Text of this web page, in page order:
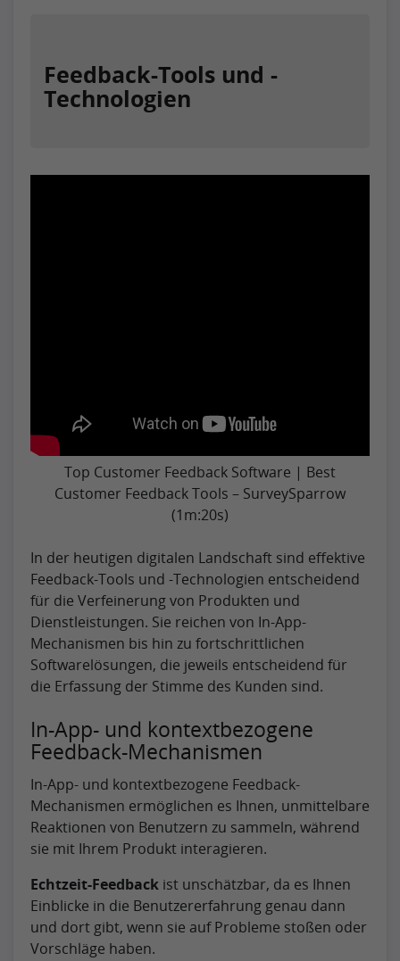
Feedback-Tools und -
Technologien
Top Customer Feedback Software | Best
Customer Feedback Tools – SurveySparrow
(1m:20s)
In der heutigen digitalen Landschaft sind effektive
Feedback-Tools und -Technologien entscheidend
für die Verfeinerung von Produkten und
Dienstleistungen. Sie reichen von In-App-
Mechanismen bis hin zu fortschrittlichen
Softwarelösungen, die jeweils entscheidend für
die Erfassung der Stimme des Kunden sind.
In-App- und kontextbezogene
Feedback-Mechanismen
In-App- und kontextbezogene Feedback-
Mechanismen ermöglichen es Ihnen, unmittelbare
Reaktionen von Benutzern zu sammeln, während
sie mit Ihrem Produkt interagieren.
Echtzeit-Feedback ist unschätzbar, da es Ihnen
Einblicke in die Benutzererfahrung genau dann
und dort gibt, wenn sie auf Probleme stoßen oder
Vorschläge haben.